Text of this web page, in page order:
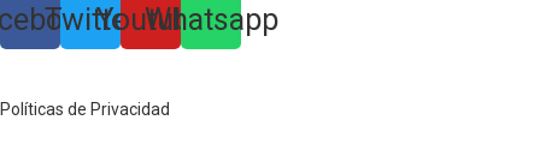
TwitterYoutube
Whatsapp
Políticas de Privacidad